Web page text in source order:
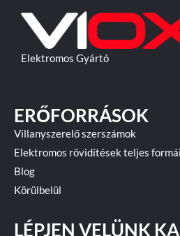
Elektromos Gyártó
ERŐFORRÁSOK
Villanyszerelő szerszámok
Elektromos rövidítések teljes formái
Blog
Körülbelül
LÉPJEN VELÜNK